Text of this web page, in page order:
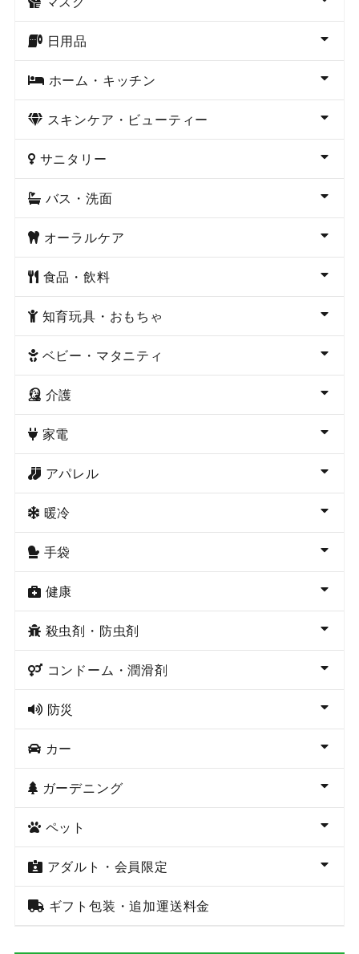
日用品
ホーム・キッチン
スキンケア・ビューティー
サニタリー
バス・洗面
オーラルケア
食品・飲料
知育玩具・おもちゃ
ベビー・マタニティ
介護
家電
アパレル
暖冷
手袋
健康
殺虫剤・防虫剤
コンドーム・潤滑剤
防災
カー
ガーデニング
ペット
アダルト・会員限定
ギフト包装・追加運送料金